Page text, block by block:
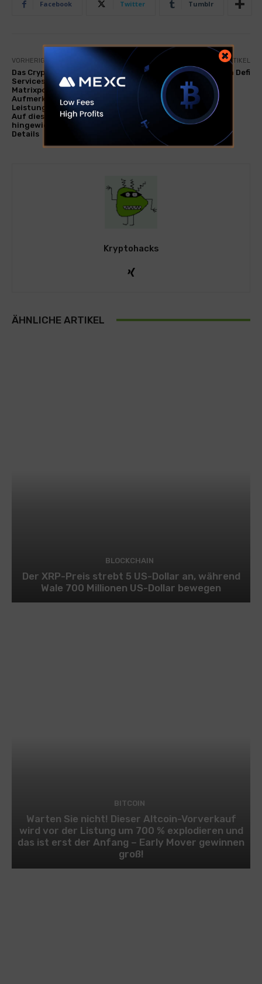
Facebook Twitter Tumblr
VORHERIGER ARTIKEL
Das Crypto Financial
Services Company
Matrixport macht die
Aufmerksamkeit auf die
Leistung von Bitcoin im Juli!
Auf diesen Preis
hingewiesen! Hier sind die
Details
NÄCHSTER ARTIKEL
Die neue Grenze von Defi
Kryptohacks
ÄHNLICHE ARTIKEL
BLOCKCHAIN
Der XRP-Preis strebt 5 US-Dollar an, während
Wale 700 Millionen US-Dollar bewegen
BITCOIN
Warten Sie nicht! Dieser Altcoin-Vorverkauf
wird vor der Listung um 700 % explodieren und
das ist erst der Anfang – Early Mover gewinnen
groß!